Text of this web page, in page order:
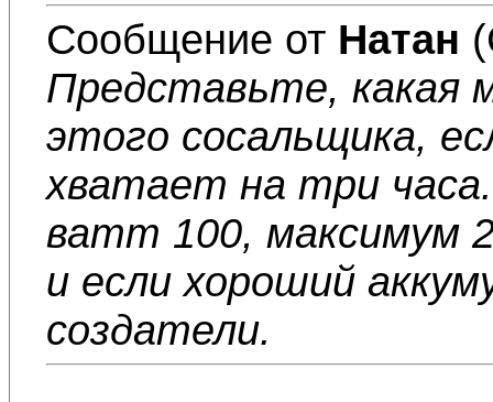
Сообщение от Натан
Представьте,
этого сосальщика,
хватает на три
ватт 100, максимум
и если хороший
создатели.